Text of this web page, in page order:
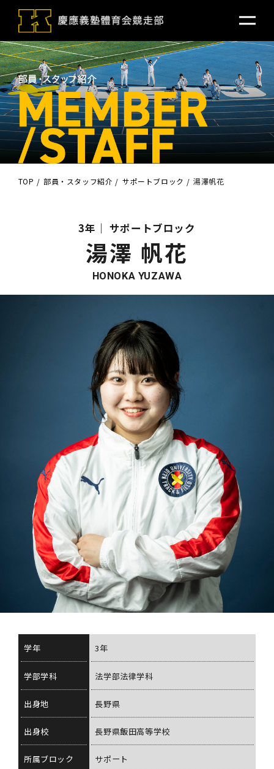
TOP 部員・スタッフ紹介 サポートブロック 湯澤帆花
3年 サポートブロック
湯澤 帆花
HONOKA YUZAWA
学年 3年
学部学科 法学部法律学科
出身地 長野県
出身校 長野県飯田高等学校
所属ブロック サポート